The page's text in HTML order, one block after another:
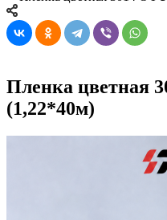
Пленка цветная
(1,22*40м)